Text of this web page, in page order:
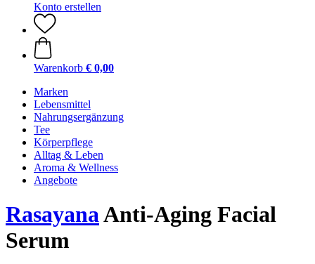
Konto erstellen
Warenkorb € 0,00
Marken
Lebensmittel
Nahrungsergänzung
Tee
Körperpflege
Alltag & Leben
Aroma & Wellness
Angebote
RasayanaAnti-Aging Facial
Serum